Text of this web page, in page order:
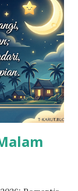
di bawah
zaman.
Ada
Pekasam